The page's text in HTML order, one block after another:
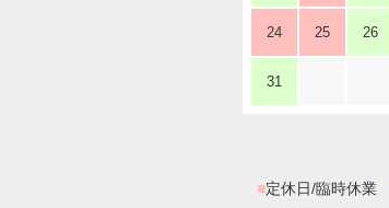
24 25 26
31
■定休日/臨時休業